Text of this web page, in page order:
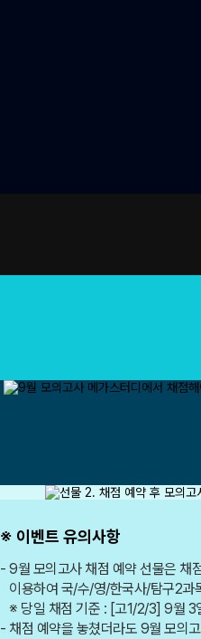
※ 이벤트 유의사항
9월 모의고사 채점 예약 선물은 채
이용하여 국/수/영/한국사/탐구2과
※ 당일 채점 기준 : [고1/2/3] 9월 3
채점 예약을 놓쳤더라도 9월 모의